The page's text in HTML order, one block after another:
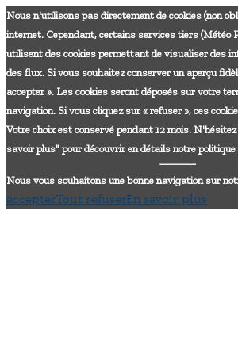
Nous n'utilisons pas directement de cookies (non
internet. Cependant, certains services tiers (Météo
utilisent des cookies permettant de visualiser des
des flux. Si vous souhaitez conserver un aperçu
accepter ». Les cookies seront déposés sur votre
navigation. Si vous cliquez sur « refuser », ces
Votre choix est conservé pendant 12 mois.
savoir plus" pour découvrir en détails notre politique
Nous vous souhaitons une bonne navigation sur
accepterTout refuserEn savoir plus